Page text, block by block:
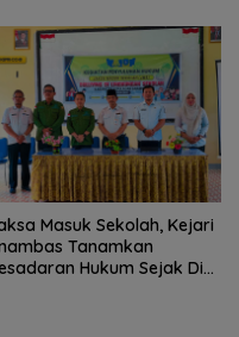
Masuk Sekolah, Kejari
Tanamkan
Hukum Sejak Dini